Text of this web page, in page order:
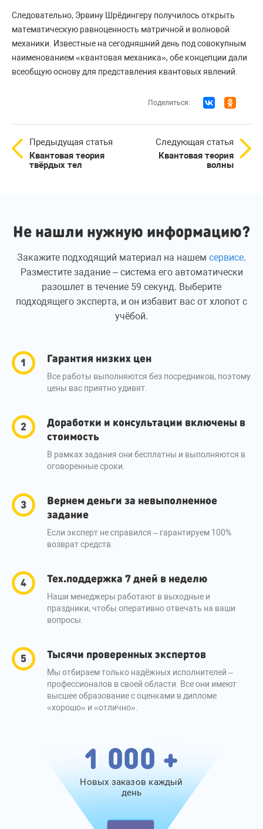
Следовательно, Эрвину Шрёдингеру получилось открыть
математическую равноценность матричной и волновой
механики. Известные на сегодняшний день под совокупным
наименованием «квантовая механика», обе концепции дали
всеобщую основу для представления квантовых явлений.
Поделиться:
Предыдущая статья
Квантовая теория
твёрдых тел
Следующая статья
Квантовая теория
волны
Не нашли нужную информацию?
Закажите подходящий материал на нашем сервисе.
Разместите задание – система его автоматически
разошлет в течение 59 секунд. Выберите
подходящего эксперта, и он избавит вас от хлопот с
учёбой.
Гарантия низких цен
Все работы выполняются без посредников, поэтому
цены вас приятно удивят.
Доработки и консультации включены в
стоимость
В рамках задания они бесплатны и выполняются в
оговоренные сроки.
Вернем деньги за невыполненное
задание
Если эксперт не справился – гарантируем 100%
возврат средств.
Тех.поддержка 7 дней в неделю
Наши менеджеры работают в выходные и
праздники, чтобы оперативно отвечать на ваши
вопросы.
Тысячи проверенных экспертов
Мы отбираем только надёжных исполнителей –
профессионалов в своей области. Все они имеют
высшее образование с оценками в дипломе
«хорошо» и «отлично».
1 000 +
Новых заказов каждый
день